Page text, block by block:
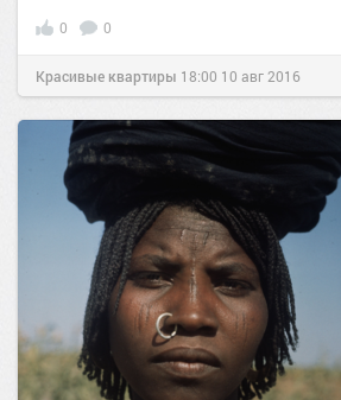
0 0
Красивые квартиры 18:00 10 авг 2016